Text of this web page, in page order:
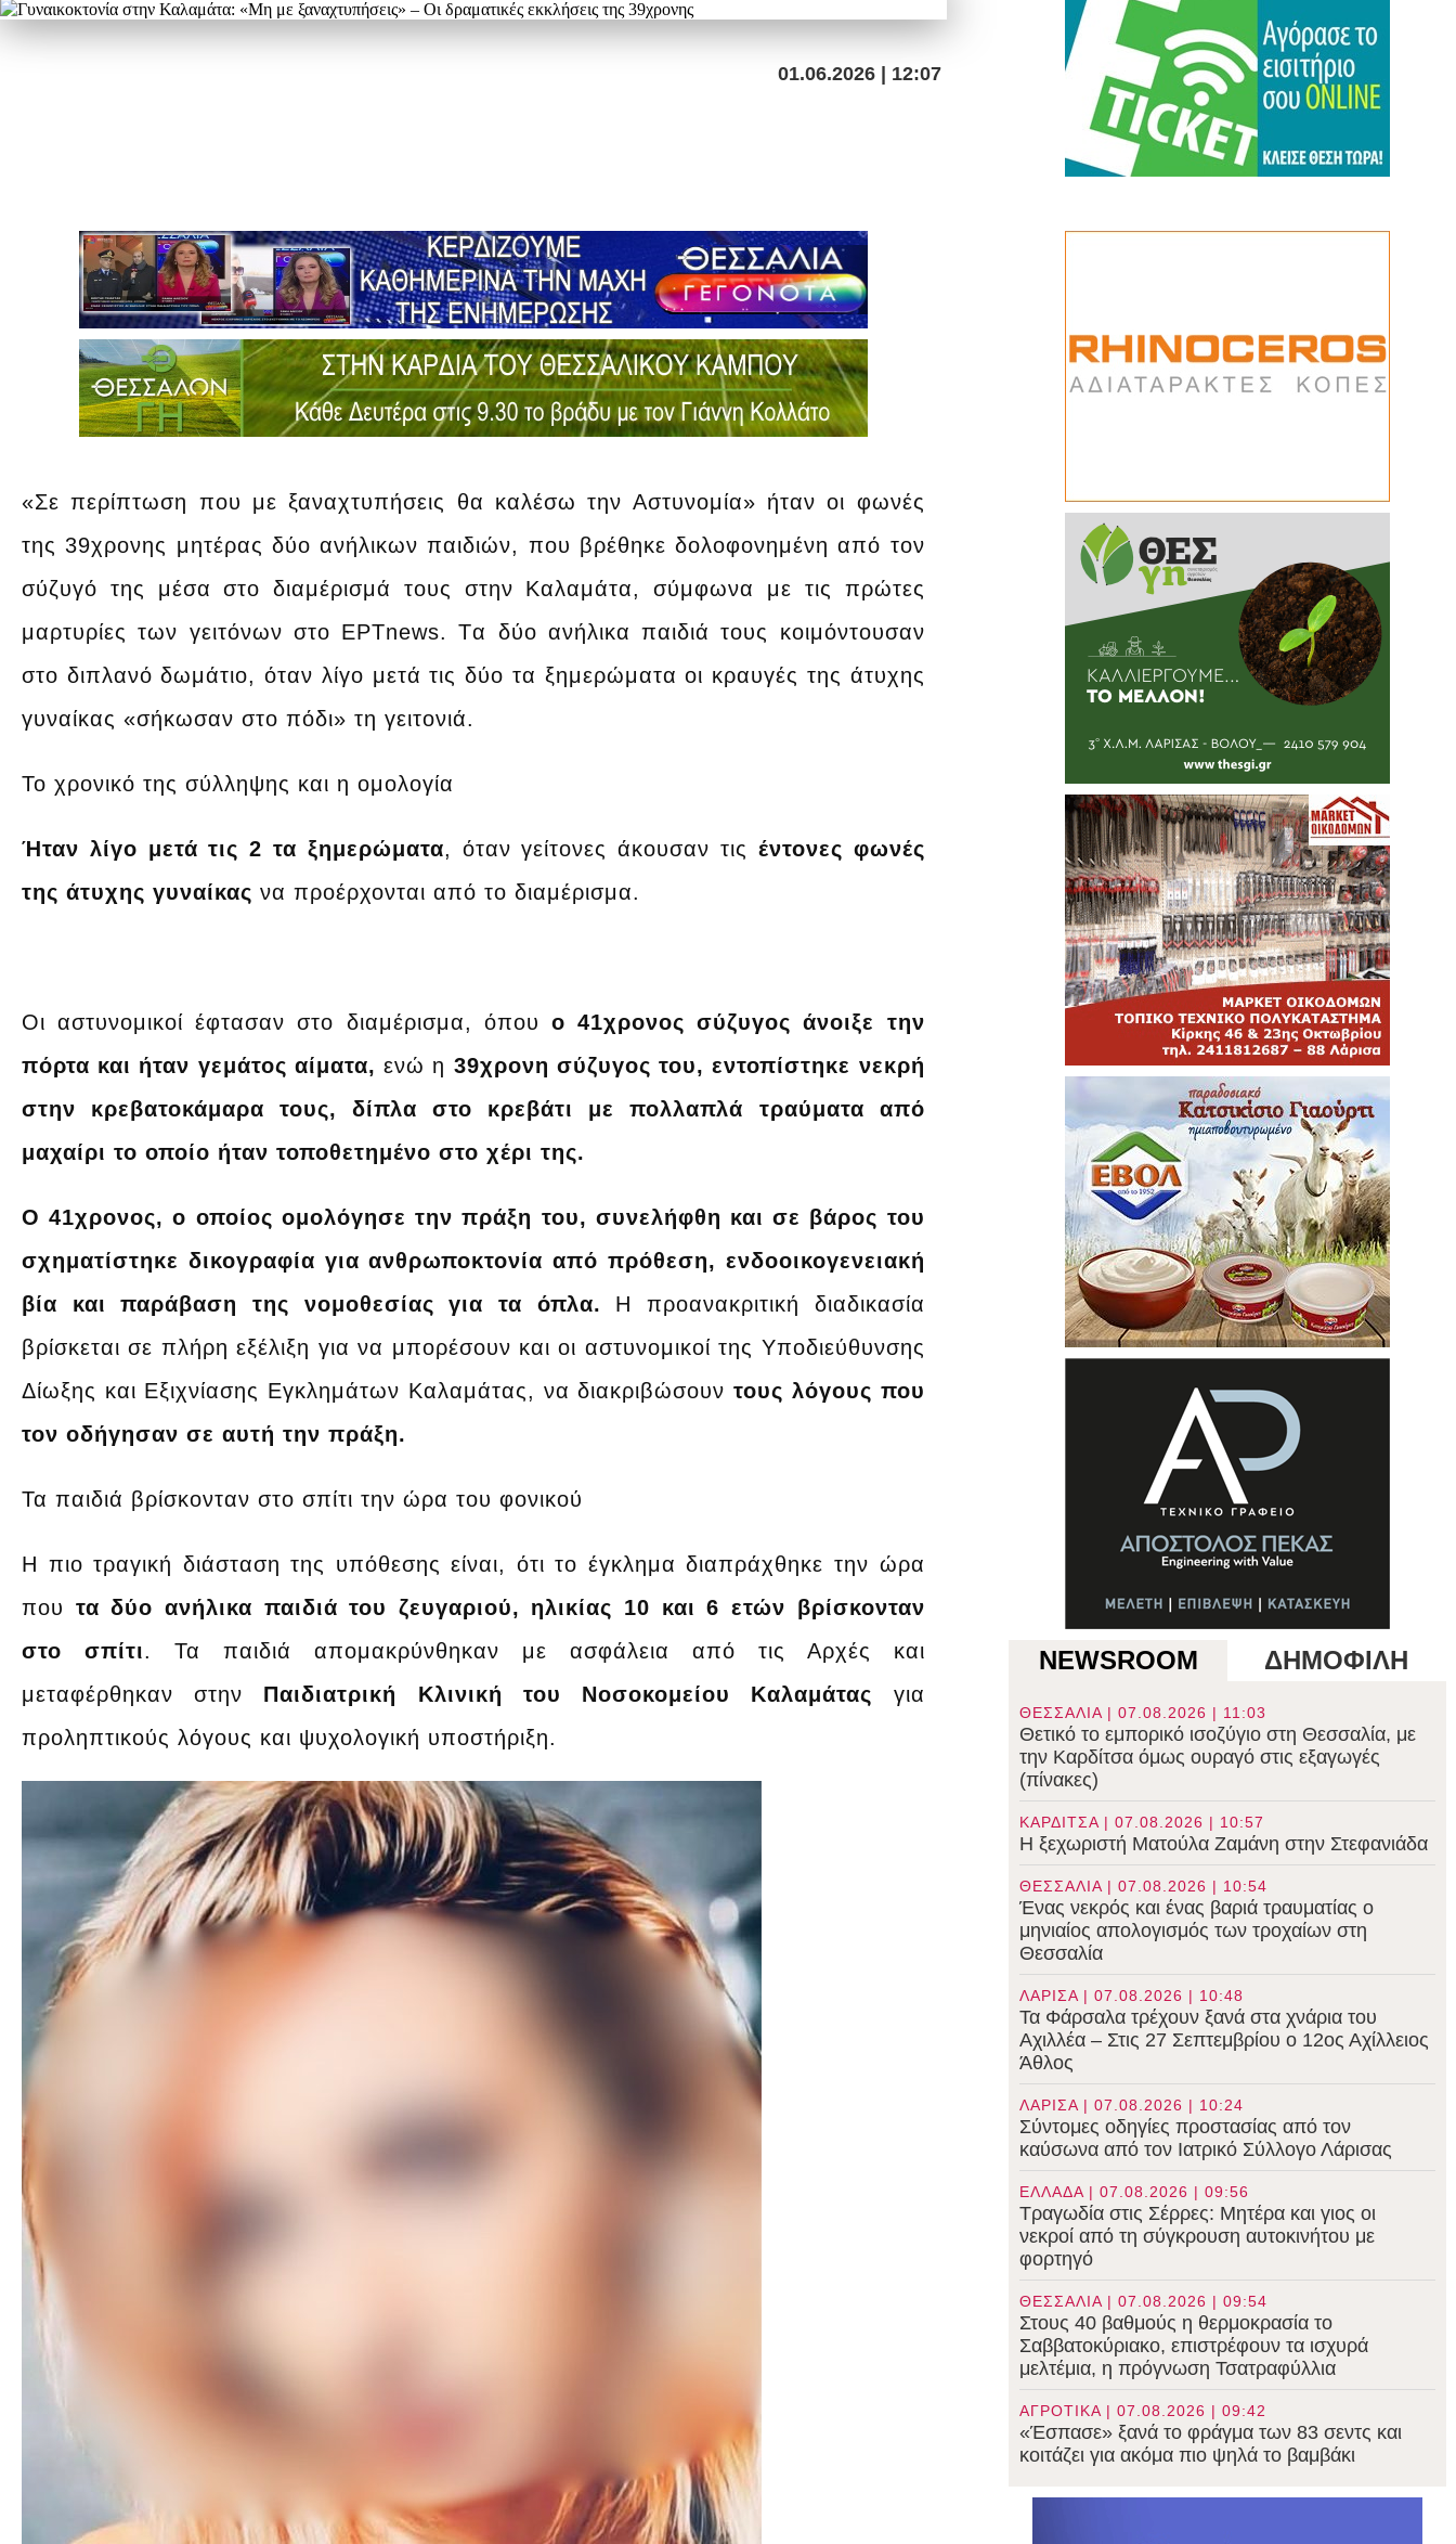
01.06.2026 | 12:07
«Σε περίπτωση που με ξαναχτυπήσεις θα καλέσω την Αστυνομία» ήταν οι φωνές
της 39χρονης μητέρας δύο ανήλικων παιδιών, που βρέθηκε δολοφονημένη από τον
σύζυγό της μέσα στο διαμέρισμά τους στην Καλαμάτα, σύμφωνα με τις πρώτες
μαρτυρίες των γειτόνων στο ΕΡΤnews. Tα δύο ανήλικα παιδιά τους κοιμόντουσαν
στο διπλανό δωμάτιο, όταν λίγο μετά τις δύο τα ξημερώματα οι κραυγές της άτυχης
γυναίκας «σήκωσαν στο πόδι» τη γειτονιά.
Το χρονικό της σύλληψης και η ομολογία
Ήταν λίγο μετά τις 2 τα ξημερώματα, όταν γείτονες άκουσαν τις έντονες φωνές
της άτυχης γυναίκας να προέρχονται από το διαμέρισμα.
Οι αστυνομικοί έφτασαν στο διαμέρισμα, όπου ο 41χρονος σύζυγος άνοιξε την
πόρτα και ήταν γεμάτος αίματα,ενώ η 39χρονη σύζυγος του, εντοπίστηκε νεκρή
στην κρεβατοκάμαρα τους, δίπλα στο κρεβάτι με πολλαπλά τραύματα από
μαχαίρι το οποίο ήταν τοποθετημένο στο χέρι της.
Ο 41χρονος, ο οποίος ομολόγησε την πράξη του, συνελήφθη και σε βάρος του
σχηματίστηκε δικογραφία για ανθρωποκτονία από πρόθεση, ενδοοικογενειακή
βία και παράβαση της νομοθεσίας για τα όπλα. Η προανακριτική διαδικασία
βρίσκεται σε πλήρη εξέλιξη για να μπορέσουν και οι αστυνομικοί της Υποδιεύθυνσης
Δίωξης και Εξιχνίασης Εγκλημάτων Καλαμάτας, να διακριβώσουντους λόγους που
τον οδήγησαν σε αυτή την πράξη.
Τα παιδιά βρίσκονταν στο σπίτι την ώρα του φονικού
Η πιο τραγική διάσταση της υπόθεσης είναι, ότι το έγκλημα διαπράχθηκε την ώρα
που τα δύο ανήλικα παιδιά του ζευγαριού, ηλικίας 10 και 6 ετών βρίσκονταν
στο σπίτι. Τα παιδιά απομακρύνθηκαν με ασφάλεια από τις Αρχές και
μεταφέρθηκαν στην Παιδιατρική Κλινική του Νοσοκομείου Καλαμάτας για
προληπτικούς λόγους και ψυχολογική υποστήριξη.
NEWSROOM ΔΗΜΟΦΙΛΗ
ΘΕΣΣΑΛΙΑ | 07.08.2026 | 11:03
Θετικό το εμπορικό ισοζύγιο στη Θεσσαλία, με
την Καρδίτσα όμως ουραγό στις εξαγωγές
(πίνακες)
ΚΑΡΔΙΤΣΑ | 07.08.2026 | 10:57
Η ξεχωριστή Ματούλα Ζαμάνη στην Στεφανιάδα
ΘΕΣΣΑΛΙΑ | 07.08.2026 | 10:54
Ένας νεκρός και ένας βαριά τραυματίας ο
μηνιαίος απολογισμός των τροχαίων στη
Θεσσαλία
ΛΑΡΙΣΑ | 07.08.2026 | 10:48
Τα Φάρσαλα τρέχουν ξανά στα χνάρια του
Αχιλλέα – Στις 27 Σεπτεμβρίου ο 12ος Αχίλλειος
Άθλος
ΛΑΡΙΣΑ | 07.08.2026 | 10:24
Σύντομες οδηγίες προστασίας από τον
καύσωνα από τον Ιατρικό Σύλλογο Λάρισας
ΕΛΛΑΔΑ | 07.08.2026 | 09:56
Τραγωδία στις Σέρρες: Μητέρα και γιος οι
νεκροί από τη σύγκρουση αυτοκινήτου με
φορτηγό
ΘΕΣΣΑΛΙΑ | 07.08.2026 | 09:54
Στους 40 βαθμούς η θερμοκρασία το
Σαββατοκύριακο, επιστρέφουν τα ισχυρά
μελτέμια, η πρόγνωση Τσατραφύλλια
ΑΓΡΟΤΙΚΑ | 07.08.2026 | 09:42
«Έσπασε» ξανά το φράγμα των 83 σεντς και
κοιτάζει για ακόμα πιο ψηλά το βαμβάκι